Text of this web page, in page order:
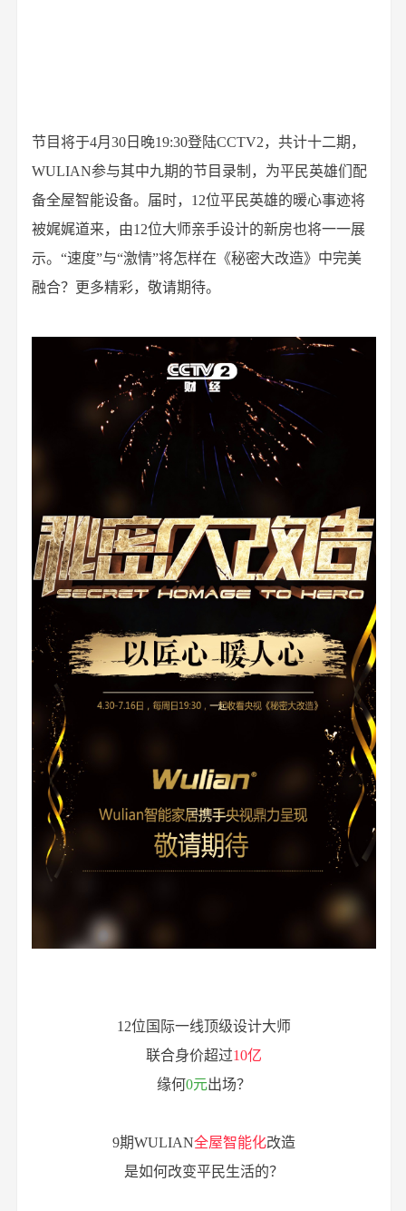
节目将于4月30日晚19:30登陆CCTV2，共计十二期，
WULIAN参与其中九期的节目录制，为平民英雄们配
备全屋智能设备。届时，12位平民英雄的暖心事迹将
被娓娓道来，由12位大师亲手设计的新房也将一一展
示。“速度”与“激情”将怎样在《秘密大改造》中完美
融合？更多精彩，敬请期待。
12位国际一线顶级设计大师
联合身价超过10亿
缘何0元出场？
9期WULIAN全屋智能化改造
是如何改变平民生活的？